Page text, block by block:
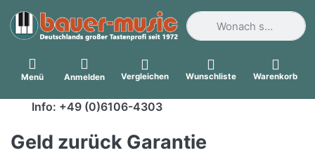
Geben Sie einen
Menü Anmelden Vergleichen Wunschliste Warenkorb
Info: +49 (0)6106-4303
Geld zurück Garantie